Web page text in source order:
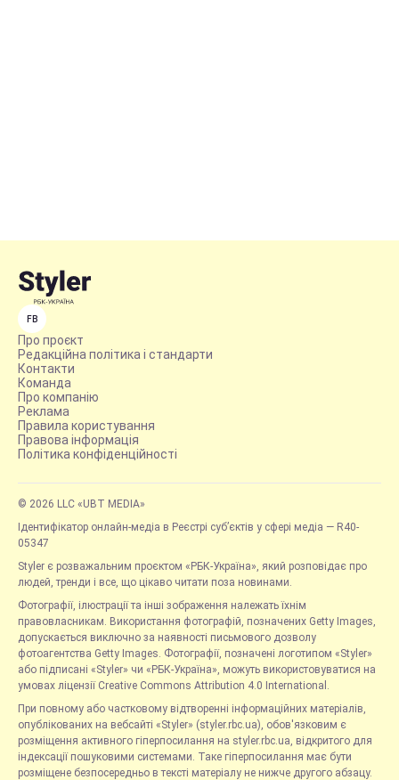
FB
Про проєкт
Редакційна політика і стандарти
Контакти
Команда
Про компанію
Реклама
Правила користування
Правова інформація
Політика конфіденційності
© 2026 LLC «UBT MEDIA»
Ідентифікатор онлайн-медіа в Реєстрі суб’єктів у сфері медіа — R40-
05347
Styler є розважальним проєктом «РБК-Україна», який розповідає про
людей, тренди і все, що цікаво читати поза новинами.
Фотографії, ілюстрації та інші зображення належать їхнім
правовласникам. Використання фотографій, позначених Getty Images,
допускається виключно за наявності письмового дозволу
фотоагентства Getty Images. Фотографії, позначені логотипом «Styler»
або підписані «Styler» чи «РБК-Україна», можуть використовуватися на
умовах ліцензії Creative Commons Attribution 4.0 International.
При повному або частковому відтворенні інформаційних матеріалів,
опублікованих на вебсайті «Styler» (styler.rbc.ua), обов'язковим є
розміщення активного гіперпосилання на styler.rbc.ua, відкритого для
індексації пошуковими системами. Таке гіперпосилання має бути
розміщене безпосередньо в тексті матеріалу не нижче другого абзацу.